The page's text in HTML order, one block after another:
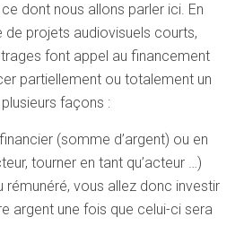
dont nous allons parler ici. En
de projets audiovisuels courts,
font appel au financement
partiellement ou totalement un
façons :
(somme d’argent) ou en
tourner en tant qu’acteur …)
rémunéré, vous allez donc investir
argent une fois que celui-ci sera